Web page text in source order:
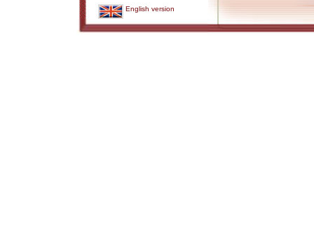
English version